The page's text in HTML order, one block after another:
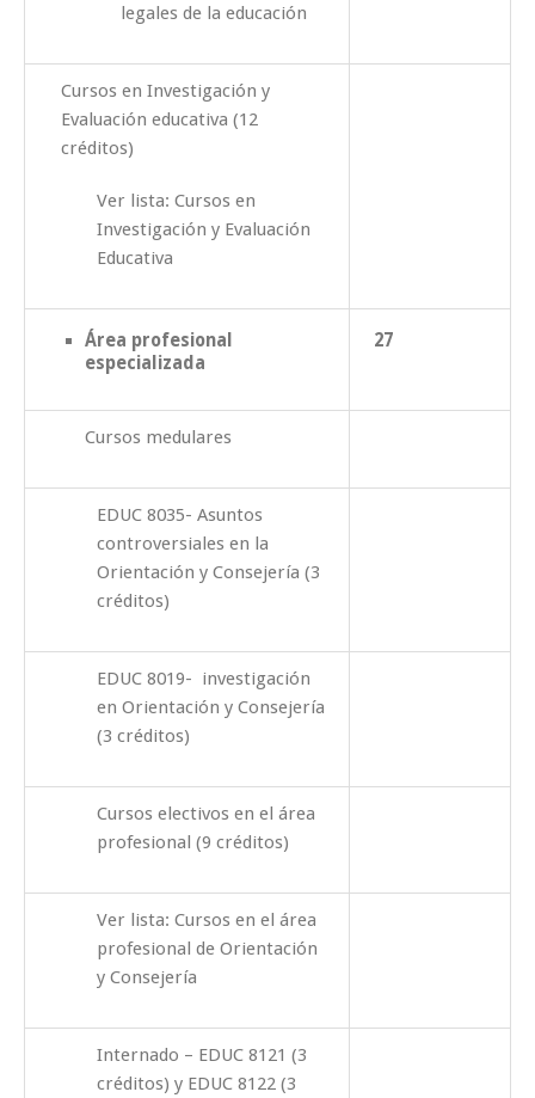
legales de la educación
Cursos en Investigación y
Evaluación educativa (12
créditos)
Ver lista: Cursos en
Investigación y Evaluación
Educativa
Área profesional
especializada
27
Cursos medulares
EDUC 8035- Asuntos
controversiales en la
Orientación y Consejería (3
créditos)
EDUC 8019- investigación
en Orientación y Consejería
(3 créditos)
Cursos electivos en el área
profesional (9 créditos)
Ver lista: Cursos en el área
profesional de Orientación
y Consejería
Internado – EDUC 8121 (3
créditos) y EDUC 8122 (3